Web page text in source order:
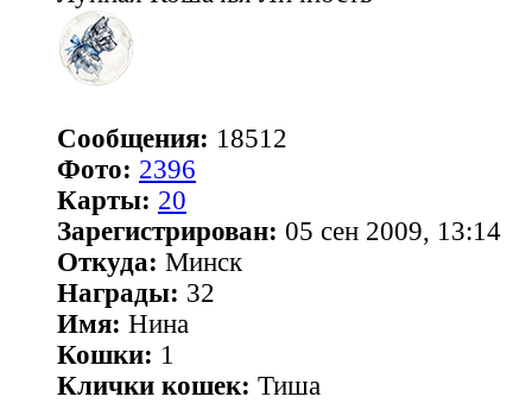
Сообщения: 18512
Фото: 2396
Карты: 20
Зарегистрирован: 05 сен 2009, 13:14
Откуда: Минск
Награды: 32
Имя: Нина
Кошки: 1
Клички кошек: Тиша